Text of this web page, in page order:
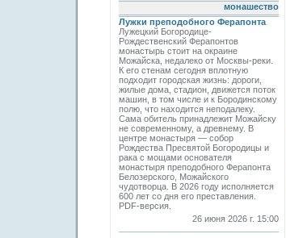
монашество
Лужки преподобного Ферапонта
Лужецкий Богородице-
Рождественский Ферапонтов
монастырь стоит на окраине
Можайска, недалеко от Москвы-реки.
К его стенам сегодня вплотную
подходит городская жизнь: дороги,
жилые дома, стадион, движется поток
машин, в том числе и к Бородинскому
полю, что находится неподалеку.
Сама обитель принадлежит Можайску
не современному, а древнему. В
центре монастыря — собор
Рождества Пресвятой Богородицы и
рака с мощами основателя
монастыря преподобного Ферапонта
Белозерского, Можайского
чудотворца. В 2026 году исполняется
600 лет со дня его преставления.
PDF-версия.
26 июня 2026 г. 15:00